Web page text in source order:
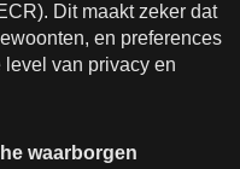
Dit maakt zeker dat
en preferences
van privacy en
waarborgen